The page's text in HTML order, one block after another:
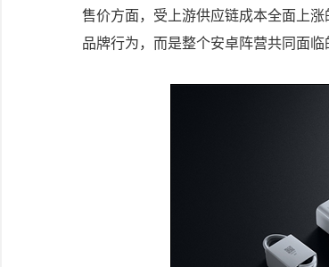
售价方面，受上游供应链成本全面上
品牌行为，而是整个安卓阵营共同面